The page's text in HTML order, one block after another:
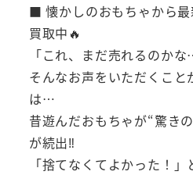
■ 懐かしのおもちゃから
買取中🔥
「これ、まだ売れるのかな
そんなお声をいただくこと
は…
昔遊んだおもちゃが“驚き
が続出‼
「捨てなくてよかった！